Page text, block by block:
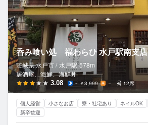
呑み喰い処 福わらひ 水戸駅南支店
茨城県 水戸市 / 水戸駅 578m
居酒屋、海鮮、海鮮丼
3.08 ～￥3,999 － 12席
個人経営 小さなお店 寮・社宅あり ネイルOK
新卒歓迎